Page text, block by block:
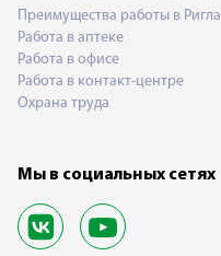
Преимущества работы в Ригла
Работа в аптеке
Работа в офисе
Работа в контакт-центре
Охрана труда
Мы в социальных сетях